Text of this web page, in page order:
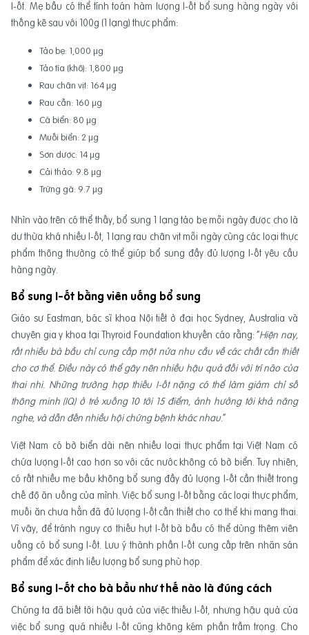
I-ốt. Mẹ bầu có thể tính toán hàm lượng I-ốt bổ sung hàng ngày với
thống kê sau với 100g (1 lạng) thực phẩm:
Tảo bẹ: 1,000 μg
Tảo tía (khô): 1,800 μg
Rau chân vịt: 164 μg
Rau cần: 160 μg
Cá biển: 80 μg
Muối biển: 2 μg
Sơn dược: 14 μg
Cải thảo: 9.8 μg
Trứng gà: 9.7 μg
Nhìn vào trên có thể thấy, bổ sung 1 lạng tảo bẹ mỗi ngày được cho là
dư thừa khá nhiều I-ốt, 1 lạng rau chân vịt mỗi ngày cùng các loại thực
phẩm thông thường có thể giúp bổ sung đầy đủ lượng I-ốt yêu cầu
hàng ngày.
Bổ sung I-ốt bằng viên uống bổ sung
Giáo sư Eastman, bác sĩ khoa Nội tiết ở đại học Sydney, Australia và
chuyên gia y khoa tại Thyroid Foundation khuyến cáo rằng: “Hiện nay,
rất nhiều bà bầu chỉ cung cấp một nửa nhu cầu về các chất cần thiết
cho cơ thể. Điều này có thể gây nên nhiều hậu quả đối với trí não của
thai nhi. Những trường hợp thiếu I-ốt nặng có thể làm giảm chỉ số
thông minh (IQ) ở trẻ xuống 10 tới 15 điểm, ảnh hưởng tới khả năng
nghe, và dẫn đến nhiều hội chứng bệnh khác nhau.”
Việt Nam có bờ biển dài nên nhiều loại thực phẩm tại Việt Nam có
chứa lượng I-ốt cao hơn so với các nước không có bờ biển. Tuy nhiên,
có rất nhiều mẹ bầu không bổ sung đầy đủ lượng I-ốt cần thiết trong
chế độ ăn uống của mình. Việc bổ sung I-ốt bằng các loại thực phẩm,
muối ăn chưa hẳn đã đủ lượng I-ốt cần thiết cho cơ thể khi mang thai.
Vì vậy, để tránh nguy cơ thiếu hụt I-ốt bà bầu có thể dùng thêm viên
uống có bổ sung I-ốt. Lưu ý thành phần I-ốt cung cấp trên nhãn sản
phẩm để xác định liều lượng bổ sung phù hợp.
Bổ sung I-ốt cho bà bầu như thế nào là đúng cách
Chúng ta đã biết tới hậu quả của việc thiếu I-ốt, nhưng hậu quả của
việc bổ sung quá nhiều I-ốt cũng không kém phần trầm trọng. Cho